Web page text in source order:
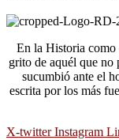
En la Historia como
grito de aquél que no
sucumbió ante el
escrita por los más
X-twitter Instagram